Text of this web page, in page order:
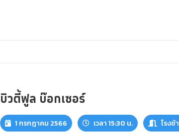
บิวตี้ฟูล บ๊อกเซอร์
1 กรกฎาคม 2566 เวลา 15:30 น. โรงช้